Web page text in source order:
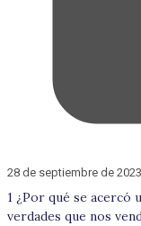
28 de septiembre de 2023
1 ¿Por qué se acercó
verdades que nos